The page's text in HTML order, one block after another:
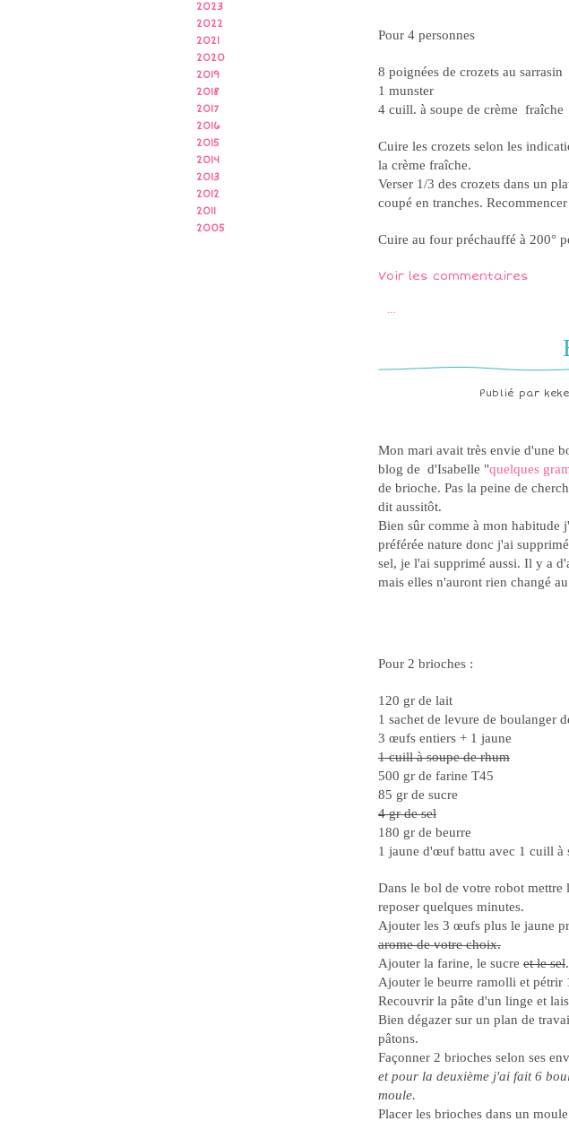
2023
2022
2021
2020
2019
2018
2017
2016
2015
2014
2013
2012
2011
2005
Pour 4 personnes
8 poignées de crozets au sarrasin
1 munster
4 cuill. à soupe de crème fraîche
Cuire les crozets selon les
la crème fraîche.
Verser 1/3 des crozets dans un
coupé en tranches.
Cuire au four préchauffé à 200°
Voir les commentaires
…
Publié par
Mon mari avait très envie d'une
blog de d'Isabelle "quelques
de brioche. Pas la peine de
dit aussitôt.
Bien sûr comme à mon habitude
préférée nature donc j'ai
sel, je l'ai supprimé aussi. Il y a
mais elles n'auront rien changé
Pour 2 brioches :
120 gr de lait
1 sachet de levure de boulanger
3 œufs entiers + 1 jaune
1 cuill à soupe de rhum
500 gr de farine T45
85 gr de sucre
4 gr de sel
180 gr de beurre
1 jaune d'œuf battu avec 1 cuill à
Dans le bol de votre robot mettre
reposer quelques minutes.
Ajouter les 3 œufs plus le jaune
arome de votre choix.
Ajouter la farine, le sucre et le sel
Ajouter le beurre ramolli et pétrir
Recouvrir la pâte d'un linge et
Bien dégazer sur un plan de
pâtons.
Façonner 2 brioches selon ses
et pour la deuxième j'ai fait 6
moule.
Placer les brioches dans un